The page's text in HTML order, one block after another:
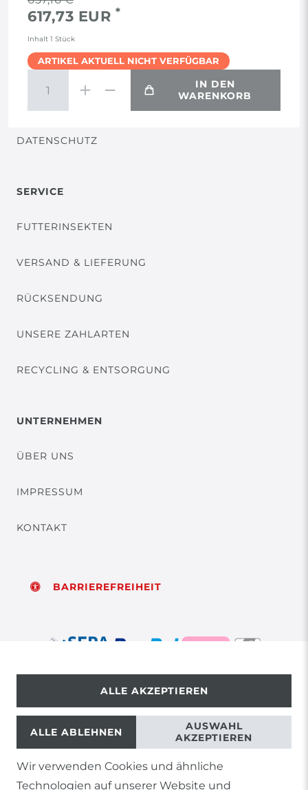
617,73 EUR *
Inhalt 1 Stück
ARTIKEL AKTUELL NICHT VERFÜGBAR
IN DEN
WARENKORB
AGB
WIDERRUF
DATENSCHUTZ
SERVICE
FUTTERINSEKTEN
VERSAND & LIEFERUNG
RÜCKSENDUNG
UNSERE ZAHLARTEN
RECYCLING & ENTSORGUNG
UNTERNEHMEN
ÜBER UNS
IMPRESSUM
KONTAKT
BARRIEREFREIHEIT
© Copyright 2026 | Alle Rechte vorbehalten.
1) Gilt nicht für Sendungen mit Futterinsekten,
Lebendpflanzen, Frostfutter oder lebende Tiere, sowie
Wir verwenden Cookies und ähnliche
Technologien auf unserer Website und
ALLE AKZEPTIEREN
ALLE ABLEHNEN
AUSWAHL
AKZEPTIEREN